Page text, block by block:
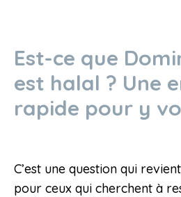
Est-ce que
est halal ? Une
rapide pour y
C’est une question qui
pour ceux qui cherchent à